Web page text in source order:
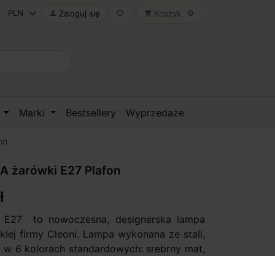
 Zaloguj się favorite_border shopping_cart Koszyk 0
Marki Bestsellery Wyprzedaże
żarówki E27 Plafon
E27 to nowoczesna, designerska lampa
firmy Cleoni. Lampa wykonana ze stali,
w 6 kolorach standardowych: srebrny mat,